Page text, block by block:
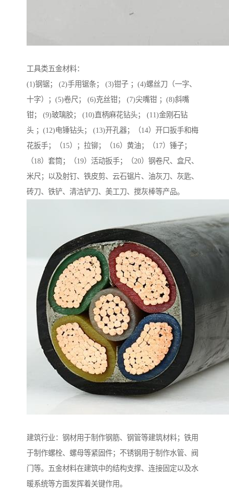
工具类五金材料：
(1)钢锯； (2)手用锯条； (3)钳子 ；(4)螺丝刀（一字、
十字）；(5)卷尺； (6)克丝钳； (7)尖嘴钳 ；(8)斜嘴
钳； (9)玻璃胶； (10)直柄麻花钻头； (11)金刚石钻
头 ；(12)电锤钻头； (13)开孔器；（14）开口扳手和梅
花扳手；（15）；拉铆；（16）黄油；（17）锤子；
（18）套筒；（19）活动扳手；（20）钢卷尺、盒尺、
米尺；以及射钉、铁皮剪、云石锯片、油灰刀、灰匙、
砖刀、铁铲、清洁铲刀、美工刀、搅灰棒等产品。
建筑行业：钢材用于制作钢筋、钢管等建筑材料；铁用
于制作螺栓、螺母等紧固件；不锈钢用于制作水管、阀
门等。五金材料在建筑中的结构支撑、连接固定以及水
暖系统等方面发挥着关键作用。